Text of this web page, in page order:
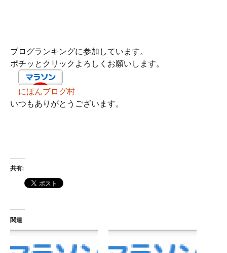
ブログランキングに参加しています。
ポチッとクリックよろしくお願いします。
にほんブログ村
いつもありがとうございます。
共有:
関連